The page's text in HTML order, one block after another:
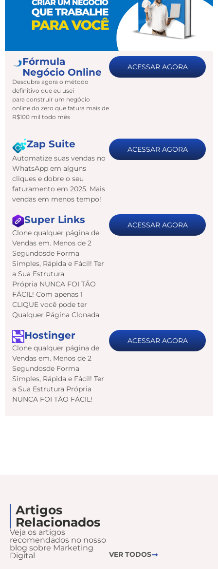
Fórmula
Negócio Online
Descubra agora o método
definitivo que eu usei
para construir um negócio
online do zero que fatura mais de
R$100 mil todo mês
ACESSAR AGORA
Zap Suite
Automatize suas vendas no
WhatsApp em alguns
cliques e dobre o seu
faturamento em 2025. Mais
vendas em menos tempo!
ACESSAR AGORA
Super Links
Clone qualquer página de
Vendas em. Menos de 2
Segundosde Forma
Simples, Rápida e Fácil! Ter
a Sua Estrutura
Própria NUNCA FOI TÃO
FÁCIL! Com apenas 1
CLIQUE você pode ter
Qualquer Página Clonada.
ACESSAR AGORA
Hostinger
Clone qualquer página de
Vendas em. Menos de 2
Segundosde Forma
Simples, Rápida e Fácil! Ter
a Sua Estrutura Própria
NUNCA FOI TÃO FÁCIL!
ACESSAR AGORA
Artigos
Relacionados
Veja os artigos
recomendados no nosso
blog sobre Marketing
Digital
VER TODOS